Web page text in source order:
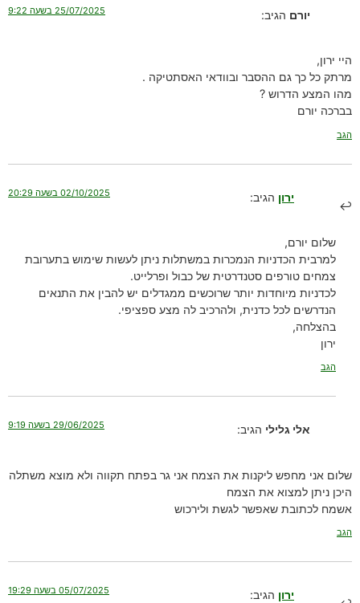
יורם הגיב: 25/07/2025 בשעה 9:22
היי ירון,
מרתק כל כך גם ההסבר ובוודאי האסתטיקה .
מהו המצע הדרוש ?
בברכה יורם
הגב
ירון הגיב: 02/10/2025 בשעה 20:29
שלום יורם,
למרבית הכדניות הנמכרות במשתלות ניתן לעשות שימוש בתערובת
צמחים טורפים סטנדרטית של כבול ופרלייט.
לכדניות מיוחדות יותר שרוכשים ממגדלים יש להבין את התנאים
הנדרשים לכל כדנית, ולהרכיב לה מצע ספציפי.
בהצלחה,
ירון
הגב
אלי גלילי הגיב: 29/06/2025 בשעה 9:19
שלום אני מחפש ליקנות את הצמח אני גר בפתח תקווה ולא מוצא משתלה
היכן ניתן למצוא את הצמח
אשמח לכתובת שאפשר לגשת ולירכוש
הגב
ירון הגיב: 05/07/2025 בשעה 19:29